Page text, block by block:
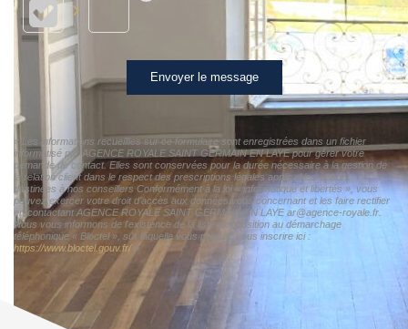
Envoyer le message
« Les informations recueillies sur ce formulaire sont enregistrées dans un fichier
informatisé par AGENCE ROYALE SAINT GERMAIN EN LAYE pour gérer votre
demande de contact. Elles sont conservées pour la durée nécessaire à la gestion de
la relation client dans le respect des prescriptions légales applicables et sont
destinées à nos conseillers Conformément à la loi « informatique et libertés », vous
pouvez exercer votre droit d'accès aux données vous concernant et les faire rectifier
en contactant AGENCE ROYALE SAINT GERMAIN EN LAYE ar@agence-royale.fr.
Nous vous informons de l'existence de la liste d'opposition au démarchage
téléphonique « Bloctel », sur laquelle vous pouvez vous inscrire ici :
https://www.bloctel.gouv.fr/»